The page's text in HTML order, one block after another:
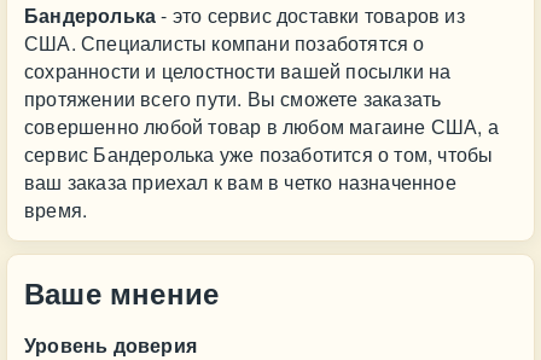
Бандеролька- это сервис доставки товаров из
США. Специалисты компани позаботятся о
сохранности и целостности вашей посылки на
протяжении всего пути. Вы сможете заказать
совершенно любой товар в любом магаине США, а
сервис Бандеролька уже позаботится о том, чтобы
ваш заказа приехал к вам в четко назначенное
время.
Ваше мнение
Уровень доверия